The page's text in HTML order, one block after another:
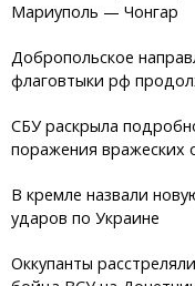
Мариуполь — Чонгар
Добропольское
флаговтыки рф
СБУ раскрыла
поражения вражеских
В кремле назвали
ударов по Украине
Оккупанты